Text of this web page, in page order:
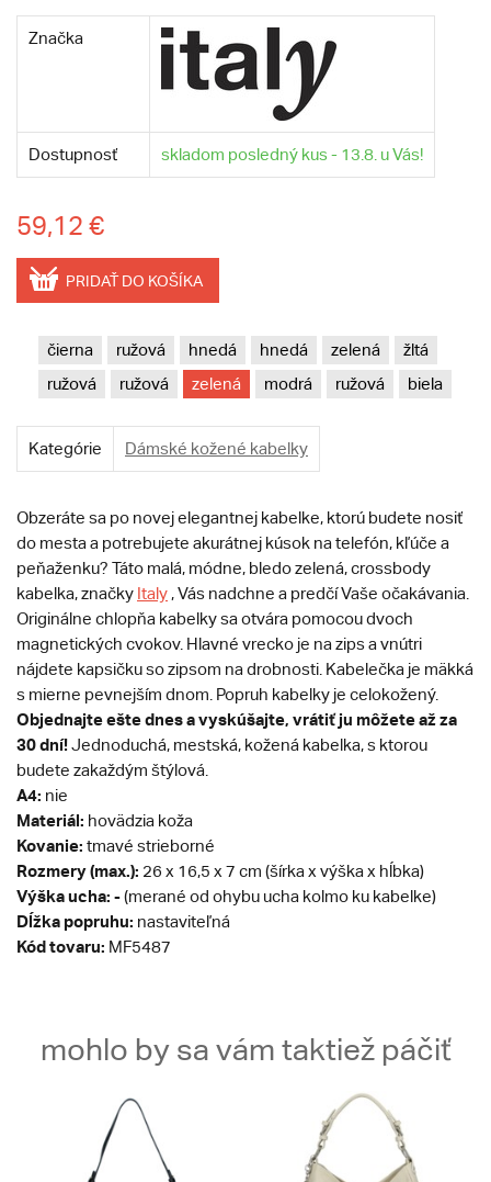
Značka
Dostupnosť skladom posledný kus - 13.8. u Vás!
59,12 €
PRIDAŤ DO KOŠÍKA
čierna ružová hnedá hnedá zelená
žltá
ružová
ružová zelená modrá ružová biela
Kategórie Dámské kožené kabelky
Obzeráte sa po novej elegantnej kabelke, ktorú budete nosiť
do mesta a potrebujete akurátnej kúsok na telefón, kľúče a
peňaženku? Táto malá, módne, bledo zelená, crossbody
kabelka, značky Italy , Vás nadchne a predčí Vaše očakávania.
Originálne chlopňa kabelky sa otvára pomocou dvoch
magnetických cvokov. Hlavné vrecko je na zips a vnútri
nájdete kapsičku so zipsom na drobnosti. Kabelečka je mäkká
s mierne pevnejším dnom. Popruh kabelky je celokožený.
Objednajte ešte dnes a vyskúšajte, vrátiť ju môžete až za
30 dní!Jednoduchá, mestská, kožená kabelka, s ktorou
budete zakaždým štýlová.
A4: nie
Materiál: hovädzia koža
Kovanie: tmavé strieborné
Rozmery (max.): 26 x 16,5 x 7 cm (šírka x výška x hĺbka)
Výška ucha: -(merané od ohybu ucha kolmo ku kabelke)
Dĺžka popruhu: nastaviteľná
Kód tovaru: MF5487
mohlo by sa vám taktiež páčiť